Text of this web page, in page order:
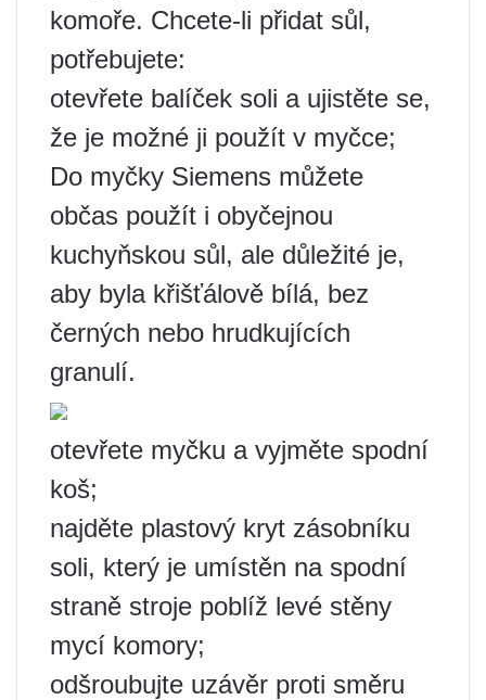
komoře. Chcete-li přidat sůl,
potřebujete:
otevřete balíček soli a ujistěte se,
že je možné ji použít v myčce;
Do myčky Siemens můžete
občas použít i obyčejnou
kuchyňskou sůl, ale důležité je,
aby byla křišťálově bílá, bez
černých nebo hrudkujících
granulí.
otevřete myčku a vyjměte spodní
koš;
najděte plastový kryt zásobníku
soli, který je umístěn na spodní
straně stroje poblíž levé stěny
mycí komory;
odšroubujte uzávěr proti směru